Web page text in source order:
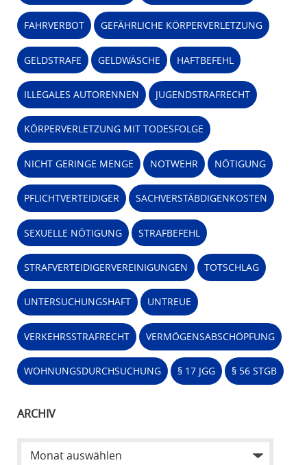
FAHRVERBOT GEFÄHRLICHE KÖRPERVERLETZUNG
GELDSTRAFE GELDWÄSCHE HAFTBEFEHL
ILLEGALES AUTORENNEN JUGENDSTRAFRECHT
KÖRPERVERLETZUNG MIT TODESFOLGE
NICHT GERINGE MENGE NOTWEHR NÖTIGUNG
PFLICHTVERTEIDIGER SACHVERSTÄBDIGENKOSTEN
SEXUELLE NÖTIGUNG STRAFBEFEHL
STRAFVERTEIDIGERVEREINIGUNGEN TOTSCHLAG
UNTERSUCHUNGSHAFT UNTREUE
VERKEHRSSTRAFRECHT VERMÖGENSABSCHÖPFUNG
WOHNUNGSDURCHSUCHUNG § 17 JGG § 56 STGB
ARCHIV